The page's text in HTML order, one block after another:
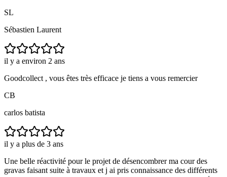
SL
Sébastien Laurent
il y a environ 2 ans
Goodcollect , vous êtes très efficace je tiens a vous remercier
CB
carlos batista
il y a plus de 3 ans
Une belle réactivité pour le projet de désencombrer ma cour des
gravas faisant suite à travaux et j ai pris connaissance des différents